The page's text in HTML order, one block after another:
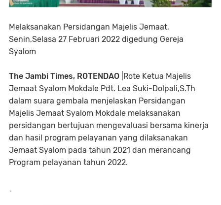
Melaksanakan Persidangan Majelis Jemaat,
Senin,Selasa 27 Februari 2022 digedung Gereja
Syalom
The Jambi Times, ROTENDAO |Rote Ketua Majelis
Jemaat Syalom Mokdale Pdt. Lea Suki-Dolpali,S.Th
dalam suara gembala menjelaskan Persidangan
Majelis Jemaat Syalom Mokdale melaksanakan
persidangan bertujuan mengevaluasi bersama kinerja
dan hasil program pelayanan yang dilaksanakan
Jemaat Syalom pada tahun 2021 dan merancang
Program pelayanan tahun 2022.
-